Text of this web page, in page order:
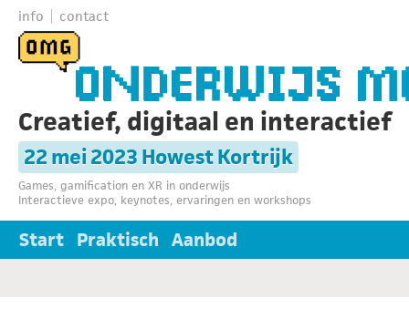
info contact
Creatief, digitaal en interactief
22 mei 2023 Howest Kortrijk
Games, gamification en XR in onderwijs
Interactieve expo, keynotes, ervaringen en workshops
Start Praktisch Aanbod